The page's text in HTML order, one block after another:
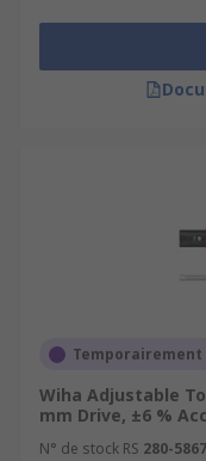
Wiha Adjustable
mm Drive, ±6 %
N° de stock RS 280-5867